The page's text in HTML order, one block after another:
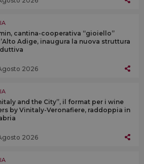
cantina-cooperativa “gioiello”
Adige, inaugura la nuova struttura
2026
and the City”, il format per i wine
by Vinitaly-Veronafiere, raddoppia in
2026